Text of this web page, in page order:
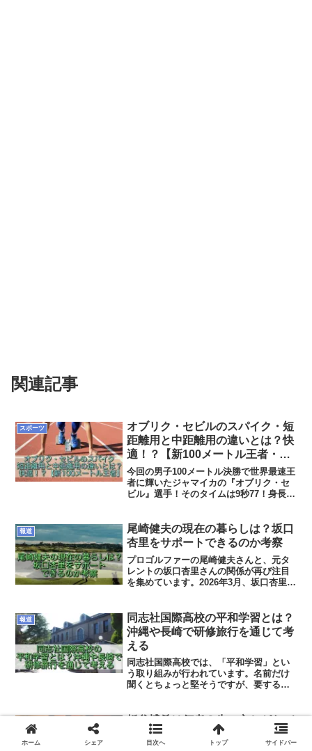
関連記事
スポーツ
オブリク・セビルのスパイク・短
距離用と中距離用の違いとは？快
適！？【新100メートル王者・世
界陸上2025】
今回の男子100メートル決勝で世界最速王
者に輝いたジャマイカの『オブリク・セ
ビル』選手！そのタイムは9秒77！身長
ル選手の使用するスパイクに注目が集ま
っています！な...
報道
尾崎健夫の現在の暮らしは？坂口
杏里をサポートできるのか考察
プロゴルファーの尾崎健夫さんと、元タ
レントの坂口杏里さんの関係が再び注目
を集めています。2026年3月、坂口杏里さ
能性について世間の関心が高まっている
んです。そんなわけで、尾崎健夫さんの
現在の暮らしついて、見ていこうと思い
ます。
報道
同志社国際高校の平和学習とは？
沖縄や長崎で研修旅行を通じて考
える
同志社国際高校では、「平和学習」とい
う取り組みが行われています。名前だけ
聞くとちょっと堅そうですが、要するに
で考えていく学び」ということだそうで
す。そんな平和学習とは？目的や特徴に
ついて見ていこうと思います。
板谷博希は何者？生い立ちがヤバ
い！経歴とテキーラ32杯事件の真
相と求刑
ホーム シェア 目次へ トップ サイドバー